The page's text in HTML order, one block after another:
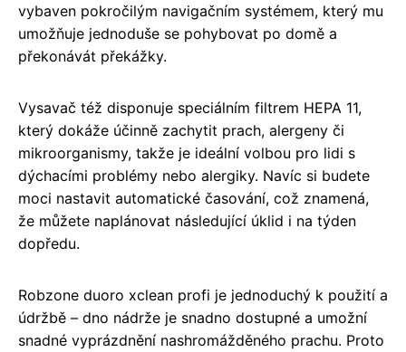
vybaven pokročilým navigačním systémem, který mu
umožňuje jednoduše se pohybovat po domě a
překonávát překážky.
Vysavač též disponuje speciálním filtrem HEPA 11,
který dokáže účinně zachytit prach, alergeny či
mikroorganismy, takže je ideální volbou pro lidi s
dýchacími problémy nebo alergiky. Navíc si budete
moci nastavit automatické časování, což znamená,
že můžete naplánovat následující úklid i na týden
dopředu.
Robzone duoro xclean profi je jednoduchý k použití a
údržbě – dno nádrže je snadno dostupné a umožní
snadné vyprázdnění nashromážděného prachu. Proto